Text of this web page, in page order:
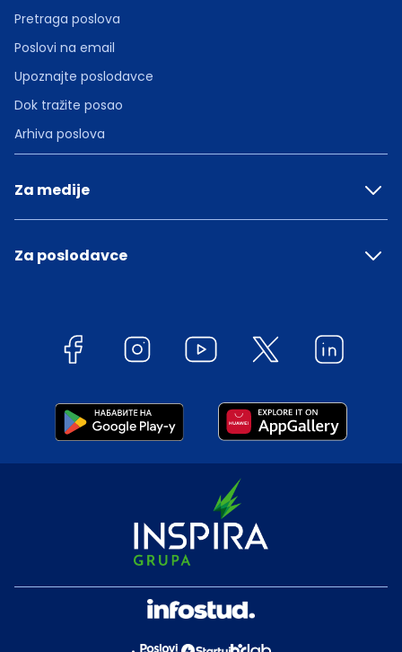
Pretraga poslova
Poslovi na email
Upoznajte poslodavce
Dok tražite posao
Arhiva poslova
Za medije
Za poslodavce